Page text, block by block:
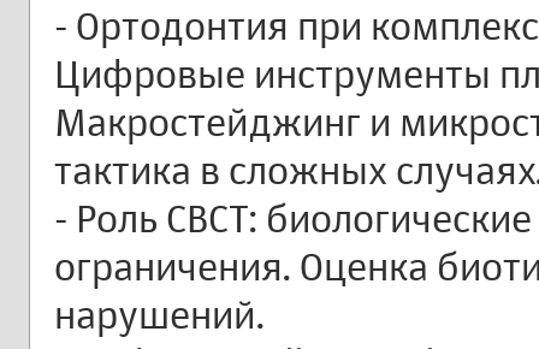
- Ортодонтия при
Цифровые инструменты
Макростейджинг и
тактика в сложных
- Роль CBCT:
ограничения. Оценка
нарушений.